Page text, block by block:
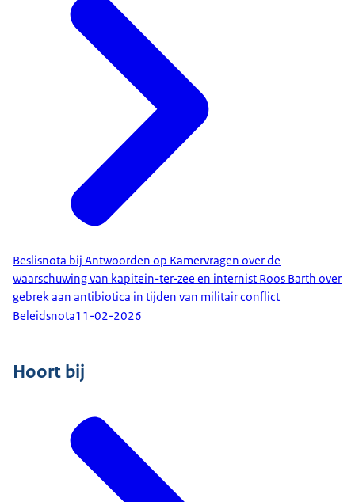
Beslisnota bij Antwoorden op Kamervragen over de
waarschuwing van kapitein-ter-zee en internist Roos Barth over
gebrek aan antibiotica in tijden van militair conflict
Beleidsnota11-02-2026
Hoort bij